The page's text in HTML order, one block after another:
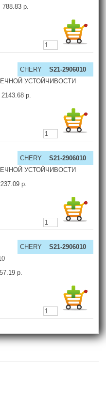
788.83 р.
CHERY
S21-2906010
УСТОЙЧИВОСТИ
2143.68 р.
CHERY
S21-2906010
УСТОЙЧИВОСТИ
р.
CHERY
S21-2906010
р.